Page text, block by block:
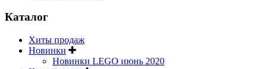
Каталог
Хиты продаж
Новинки
Новинки LEGO июнь 2020